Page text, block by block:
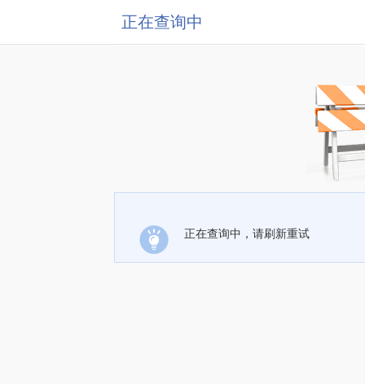
正在查询中
正在查询中，请刷新重试